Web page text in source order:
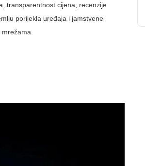
transparentnost cijena, recenzije
porijekla uređaja i jamstvene